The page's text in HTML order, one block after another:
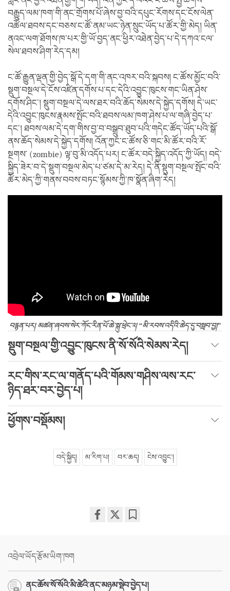
བརྒྱུད་ལམ་ཁག་གི་ནང་གྲོགས་པོ་ཞེས་བྱ་བའི་དཔུང་རོགས་དང་ངོས་ལེན་
འཚོལ་ཐབས་དང་བཅས་ང་ཚོ་ནམ་ཡང་ཉེན་སྲུང་ཡོད་པ་ཚོར་གྱི་མེད། ཡིན་
ནའང་ལག་ཐོགས་ཁ་པར་གྱི་ཡོ་བྱད་ནང་ཕྱིར་འཐེན་བྱེད་པ་དེ་དཀའ་ངལ་
སེལ་ཐབས་ཤིག་རེད་དམ།
ང་ཚོ་རྒྱུན་ལྡན་གྱི་བྱེད་སྒོ་དེ་དག་གི་ནང་འཁར་བའི་སྐབས། ང་ཚོས་མྱོང་བའི་
སྡུག་བསྔལ་དེ་ངོས་འཛིན་དགོས་པ་དང་དེའི་འབྱུང་ཁུངས་གང་ཡིན་ཤེས་
དགོས་ཤིང་། སྡུག་བསྔལ་དེ་ལས་ཐར་བའི་ཆོད་སེམས་དེ་སྐྱེད་དགོས། དེ་ཡང་
དེའི་འབྱུང་ཁུངས་རྣམས་སྤོང་བའི་ཐབས་ལམ་ཁག་ཤེས་པ་ལ་གཞི་བྱེད་པ་
དང་། ཐབས་ལམ་དེ་དག་གིས་བྱ་བ་བསྒྲུབ་ཐུབ་པའི་གདེང་ཚོད་ཡོད་པའི་སྒོ་
ནས་ཆོད་སེམས་དེ་སྐྱེད་དགོས། འོན་ཀྱང་ང་ཚོས་ཅི་གང་མི་ཚོར་བའི་རོ་
སྔགས་ (zombie) ལྟ་བུ་མི་འདོད་པར། ང་ཚོར་བདེ་སྐྱིད་འདོད་ཀྱི་ཡོད། བདེ་
སྐྱིད་ཟེར་བ་དེ་སྡུག་བསྔལ་མེད་པ་ཙམ་དེ་མ་རེད། དེ་ནི་སྡུག་བསྔལ་སྤོང་བའི་
ཚོར་མེད་ཀྱི་གནས་བབས་བཏང་སྙོམས་ཀྱི་ཁ་སྣོན་ཞིག་རེད།
བརྙན་པར། མཚན་ཞབས་སེར་ཀོང་རིན་པོ་ཆེ་སྐུ་ཕྲེང་༢། “མི་རབས་འདིའི་ཆེད་དུ་བསླབ་བྱ།”
སྡུག་བསྔལ་གྱི་འབྱུང་ཁུངས་ནི་སོ་སོའི་སེམས་རེད།
རང་གིས་རང་ལ་གནོད་པའི་གོམས་གཤིས་ལས་རང་
ཉིད་ཐར་བར་བྱེད་པ།
ཕྱོགས་བསྡོམས།
བདེ་སྐྱིད། མ་རིག་པ། བར་ཆད། ངེས་འབྱུང་།
འབྲེལ་ཡོད་རྩོམ་ཡིག་ཁག
ནང་ཆོས་སོ་སོའི་མི་ཚེའི་ནང་མཉམ་སྡེབ་བྱེད་པ།